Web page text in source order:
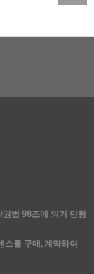
법 98조에 의거 민형
를 구매, 계약하여